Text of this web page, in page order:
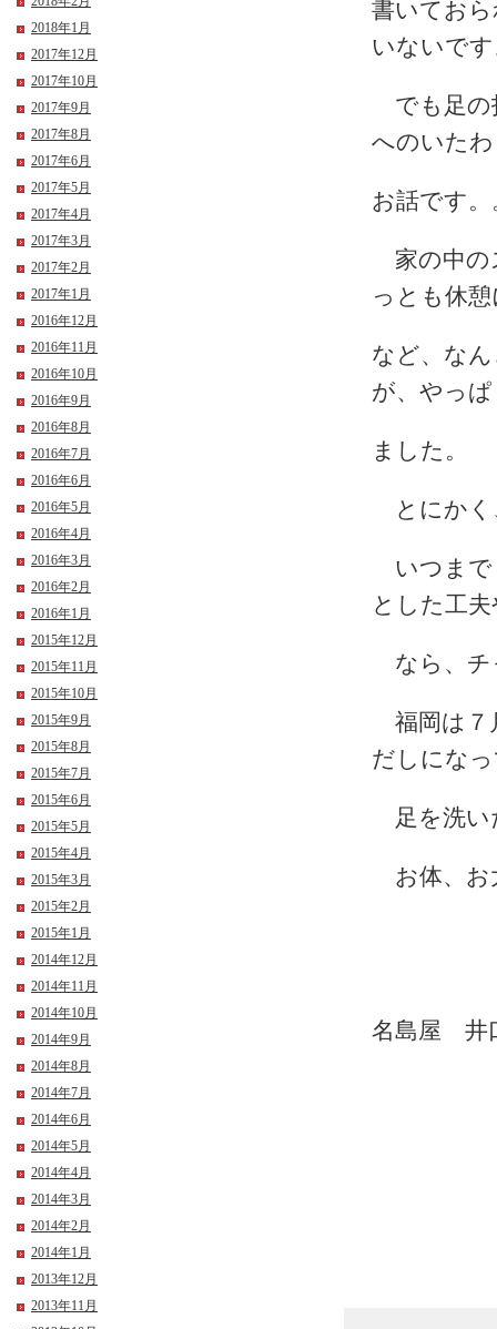
書いてお
いないで
でも足の
へのいた
お話です。
家の中の
っとも休
など、な
が、やっ
ました。
とにかく
いつまで
とした工
なら、チ
福岡は７
だしにな
足を洗い
お体、お
名島屋 井
2018年1月
2017年12月
2017年10月
2017年9月
2017年8月
2017年6月
2017年5月
2017年4月
2017年3月
2017年2月
2017年1月
2016年12月
2016年11月
2016年10月
2016年9月
2016年8月
2016年7月
2016年6月
2016年5月
2016年4月
2016年3月
2016年2月
2016年1月
2015年12月
2015年11月
2015年10月
2015年9月
2015年8月
2015年7月
2015年6月
2015年5月
2015年4月
2015年3月
2015年2月
2015年1月
2014年12月
2014年11月
2014年10月
2014年9月
2014年8月
2014年7月
2014年6月
2014年5月
2014年4月
2014年3月
2014年2月
2014年1月
2013年12月
2013年11月